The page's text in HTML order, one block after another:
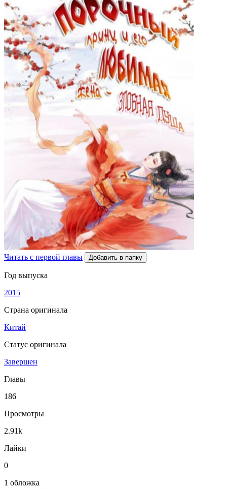
Читать с первой главы Добавить в папку
Год выпуска
2015
Страна оригинала
Китай
Статус оригинала
Завершен
Главы
186
Просмотры
2.91k
Лайки
0
1 обложка